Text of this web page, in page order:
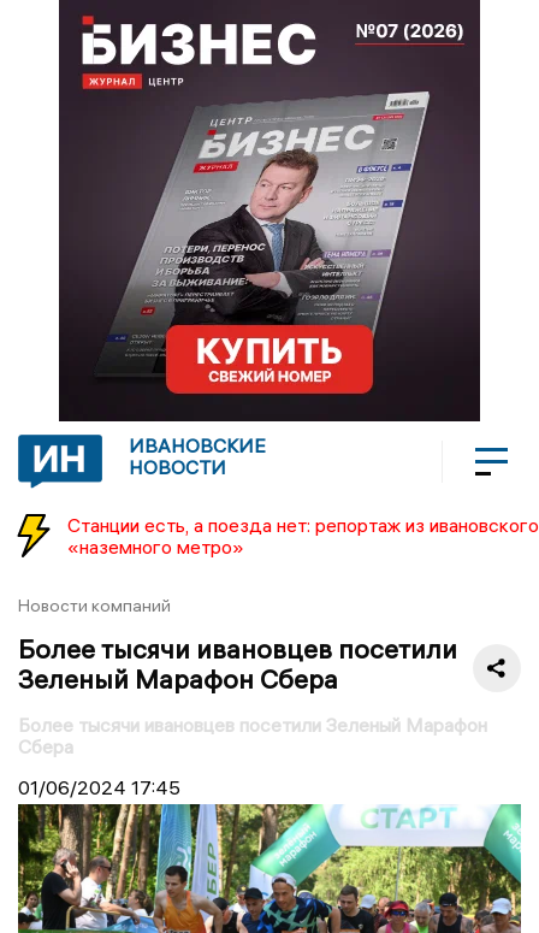
ИВАНОВСКИЕ
НОВОСТИ
Станции есть, а поезда нет: репортаж из ивановского
«наземного метро»
Новости компаний
Более тысячи ивановцев посетили
Зеленый Марафон Сбера
Более тысячи ивановцев посетили Зеленый Марафон
Сбера
01/06/2024 17:45